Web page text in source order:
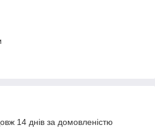
14 днів за домовленістю